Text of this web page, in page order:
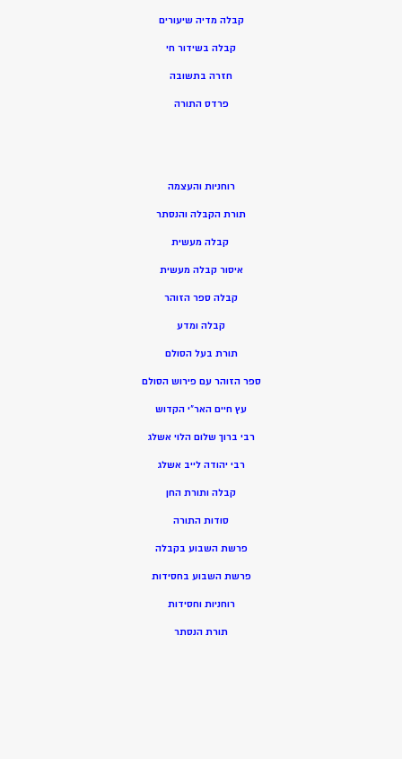
קבלה מדיה שיעורים
קבלה בשידור חי
חזרה בתשובה
פרדס התורה
רוחניות והעצמה
תורת הקבלה והנסתר
קבלה מעשית
איסור קבלה מעשית
קבלה ספר הזוהר
קבלה ומדע
תורת בעל הסולם
ספר הזוהר עם פירוש הסולם
עץ חיים האר”י הקדוש
רבי ברוך שלום הלוי אשלג
רבי יהודה לייב אשלג
קבלה ותורת החן
סודות התורה
פרשת השבוע בקבלה
פרשת השבוע בחסידות
רוחניות וחסידות
תורת הנסתר